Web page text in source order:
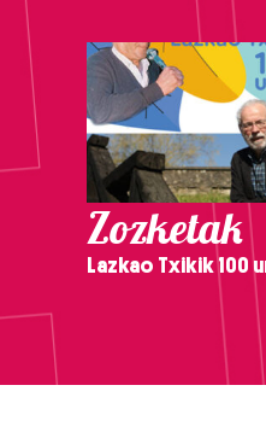
Zozketak
Lazkao Txikik 100